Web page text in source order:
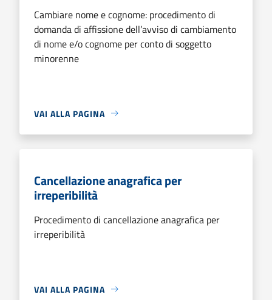
Cambiare nome e cognome: procedimento di
domanda di affissione dell’avviso di cambiamento
di nome e/o cognome per conto di soggetto
minorenne
VAI ALLA PAGINA
Cancellazione anagrafica per
irreperibilità
Procedimento di cancellazione anagrafica per
irreperibilità
VAI ALLA PAGINA